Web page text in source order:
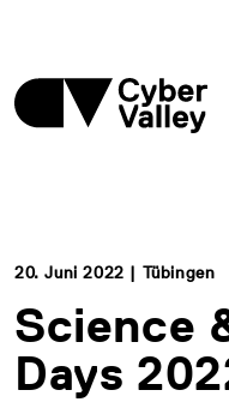
20. Juni 2022 | Tübingen
Science
Days